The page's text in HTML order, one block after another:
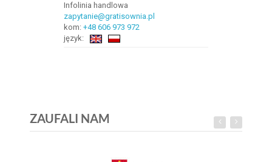
Infolinia handlowa
zapytanie@gratisownia.pl
kom: +48 606 973 972
język:
ZAUFALI NAM